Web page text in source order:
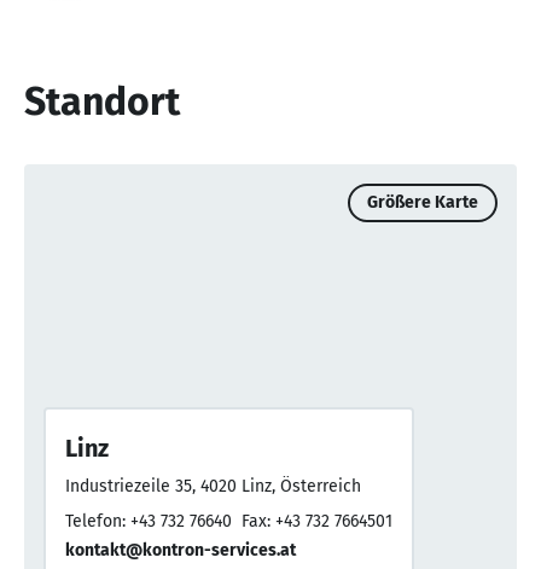
Standort
Größere Karte
Linz
Industriezeile 35, 4020 Linz, Österreich
Telefon: +43 732 76640 Fax: +43 732 7664501
kontakt@kontron-services.at